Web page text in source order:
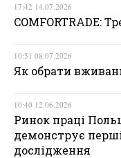
17:42 14.07.2026
COMFORTRADE:
10:51 08.07.2026
Як обрати
10:40 12.06.2026
Ринок праці
демонструє перші
дослідження